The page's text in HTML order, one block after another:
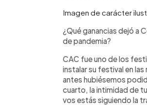
Imagen de carácter
¿Qué ganancias dejó a
de pandemia?
CAC fue uno de los
instalar su festival en
antes hubiésemos
cuarto, la intimidad de
vos estás siguiendo la